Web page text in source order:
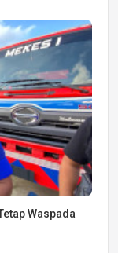
Waspada